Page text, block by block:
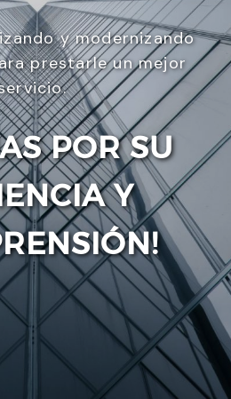
y modernizando
prestarle un mejor
POR SU
Y
Enviar